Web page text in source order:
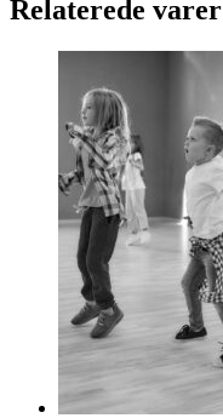
17.00
Relaterede varer